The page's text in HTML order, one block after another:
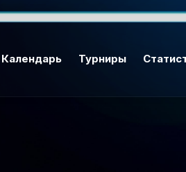
Календарь Турниры